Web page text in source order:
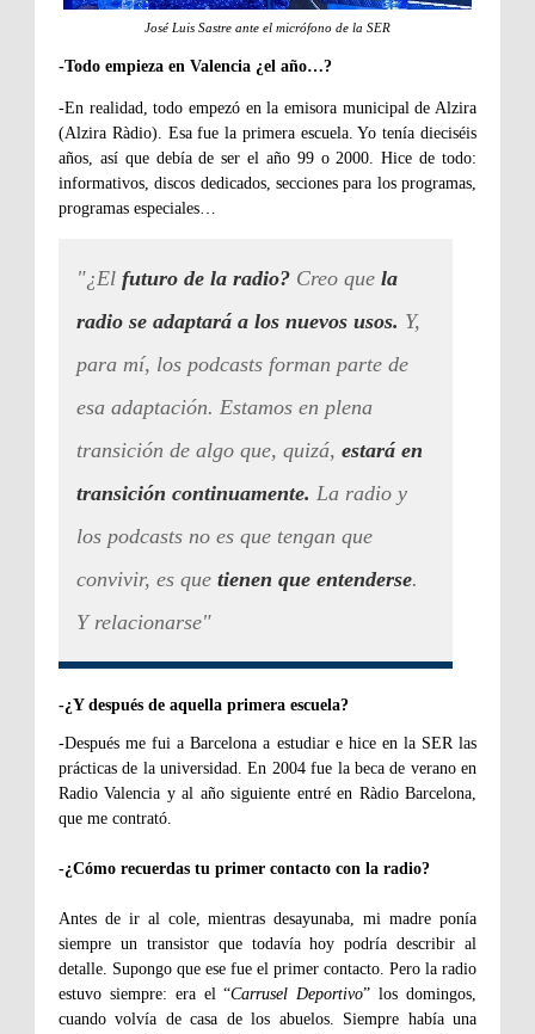
José Luis Sastre ante el micrófono de la SER
-Todo empieza en Valencia ¿el año…?
-En realidad, todo empezó en la emisora municipal de Alzira
(Alzira Ràdio). Esa fue la primera escuela. Yo tenía dieciséis
años, así que debía de ser el año 99 o 2000. Hice de todo:
informativos, discos dedicados, secciones para los programas,
programas especiales…
"¿El futuro de la radio? Creo que la
radio se adaptará a los nuevos usos. Y,
para mí, los podcasts forman parte de
esa adaptación. Estamos en plena
transición de algo que, quizá, estará en
transición continuamente. La radio y
los podcasts no es que tengan que
convivir, es que tienen que entenderse.
Y relacionarse"
-¿Y después de aquella primera escuela?
-Después me fui a Barcelona a estudiar e hice en la SER las
prácticas de la universidad. En 2004 fue la beca de verano en
Radio Valencia y al año siguiente entré en Ràdio Barcelona,
que me contrató.
-¿Cómo recuerdas tu primer contacto con la radio?
Antes de ir al cole, mientras desayunaba, mi madre ponía
siempre un transistor que todavía hoy podría describir al
detalle. Supongo que ese fue el primer contacto. Pero la radio
estuvo siempre: era el “Carrusel Deportivo” los domingos,
cuando volvía de casa de los abuelos. Siempre había una